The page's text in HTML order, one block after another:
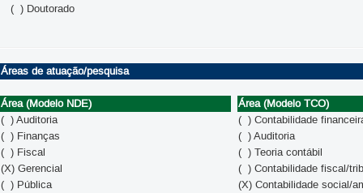
( ) Doutorado
Áreas de atuação/pesquisa
Área (Modelo NDE)
Área (Modelo TCO)
( ) Auditoria
( ) Contabilidade
( ) Finanças
( ) Auditoria
( ) Fiscal
( ) Teoria contábil
(X) Gerencial
( ) Contabilidade fiscal/
( ) Pública
(X) Contabilidade social/